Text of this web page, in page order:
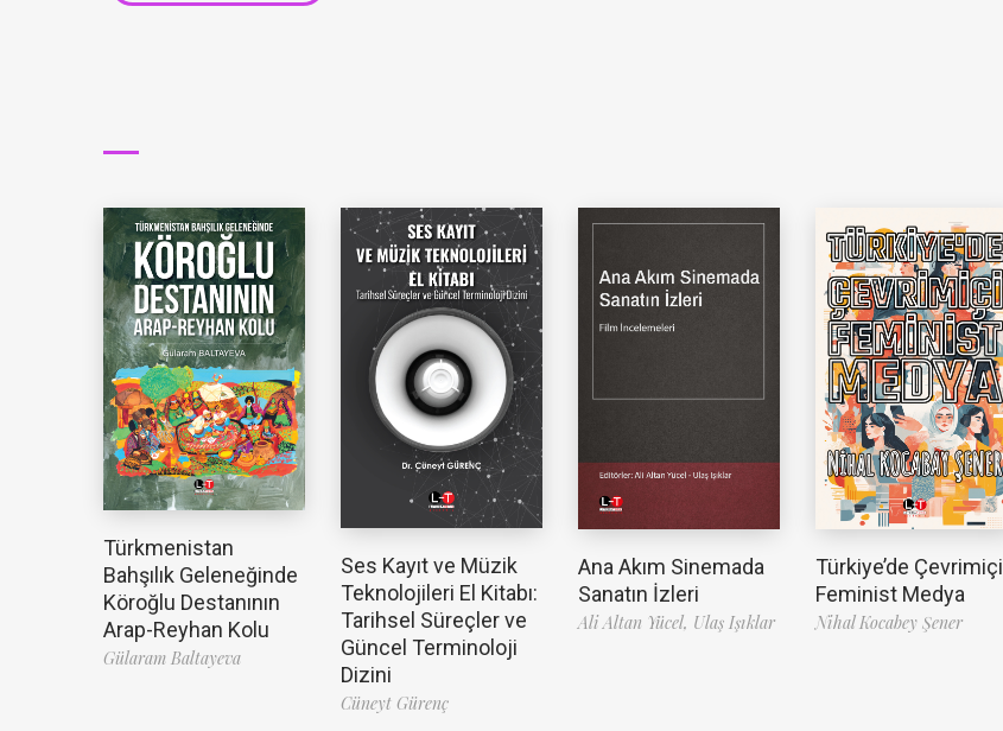
Türkmenistan
Bahşılık Geleneğinde
Köroğlu Destanının
Arap-Reyhan Kolu
Gülaram Baltayeva
Ses Kayıt ve Müzik
Teknolojileri El Kitabı:
Tarihsel Süreçler ve
Güncel Terminoloji
Dizini
Cüneyt Gürenç
Ana Akım Sinemada
Sanatın İzleri
Ali Altan Yücel, Ulaş Işıklar
Türkiye’de Çevrimiçi
Feminist Medya
Nihal Kocabey Şener